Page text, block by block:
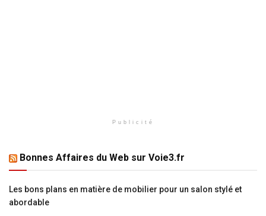
Publicité
Bonnes Affaires du Web sur Voie3.fr
Les bons plans en matière de mobilier pour un salon stylé et
abordable